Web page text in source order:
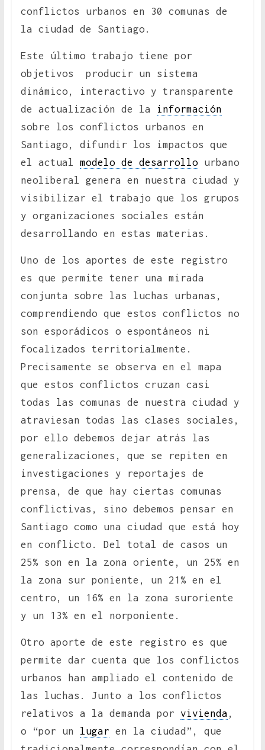
conflictos urbanos en 30 comunas de
la ciudad de Santiago.
Este último trabajo tiene por
objetivos producir un sistema
dinámico, interactivo y transparente
de actualización de la
información
sobre los conflictos urbanos en
Santiago, difundir los impactos que
el actual modelo de desarrollourbano
neoliberal genera en nuestra ciudad y
visibilizar el trabajo que los grupos
y organizaciones sociales están
desarrollando en estas materias.
Uno de los aportes de este registro
es que permite tener una mirada
conjunta sobre las luchas urbanas,
comprendiendo que estos conflictos no
son esporádicos o espontáneos ni
focalizados territorialmente.
Precisamente se observa en el mapa
que estos conflictos cruzan casi
todas las comunas de nuestra ciudad y
atraviesan todas las clases sociales,
por ello debemos dejar atrás las
generalizaciones, que se repiten en
investigaciones y reportajes de
prensa, de que hay ciertas comunas
conflictivas, sino debemos pensar en
Santiago como una ciudad que está hoy
en conflicto. Del total de casos un
25% son en la zona oriente, un 25% en
la zona sur poniente, un 21% en el
centro, un 16% en la zona suroriente
y un 13% en el norponiente.
Otro aporte de este registro es que
permite dar cuenta que los conflictos
urbanos han ampliado el contenido de
las luchas. Junto a los conflictos
relativos a la demanda por vivienda ,
o “por un lugar en la ciudad”, que